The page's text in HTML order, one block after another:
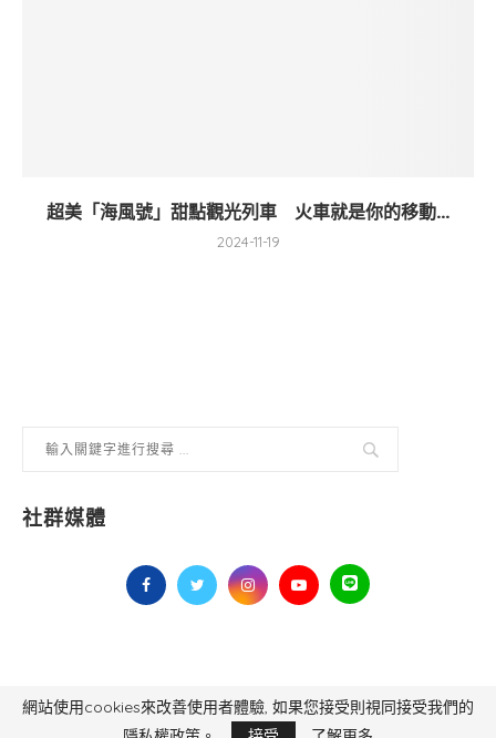
超美「海風號」甜點觀光列車 火車就是你的移動...
2024-11-19
社群媒體
毅傳媒控股股份有限公司 版權所有，非經授權，不得轉載 All Right Reserved.
Yi Media Inc.
電話：02-8791-8559
網站使用cookies來改善使用者體驗, 如果您接受則視同接受我們的